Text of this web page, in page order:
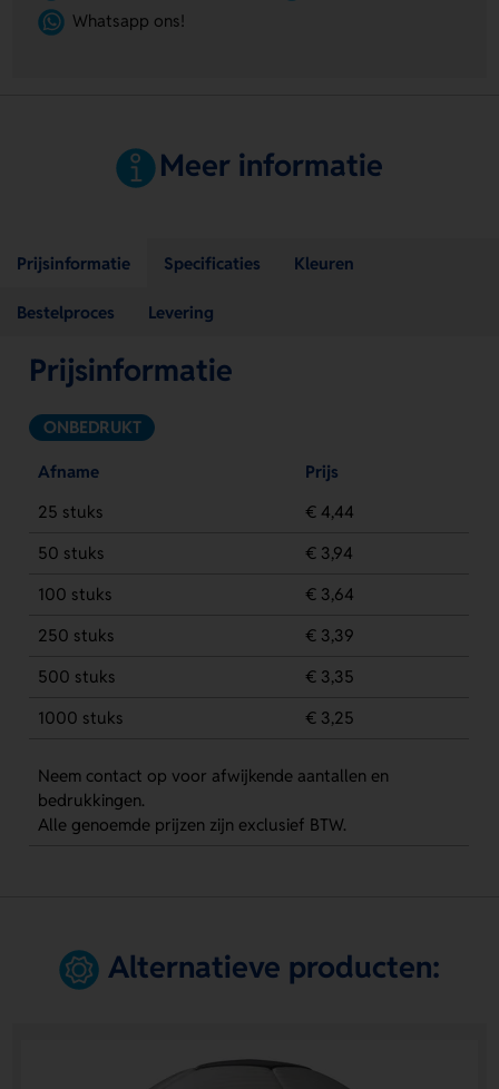
Whatsapp ons!
Meer informatie
Prijsinformatie Specificaties Kleuren
Bestelproces Levering
Prijsinformatie
ONBEDRUKT
Afname
Prijs
25 stuks
€ 4,44
50 stuks
€ 3,94
100 stuks
€ 3,64
250 stuks
€ 3,39
500 stuks
€ 3,35
1000 stuks
€ 3,25
Neem contact op voor afwijkende aantallen en
bedrukkingen.
Alle genoemde prijzen zijn exclusief BTW.
Alternatieve producten: